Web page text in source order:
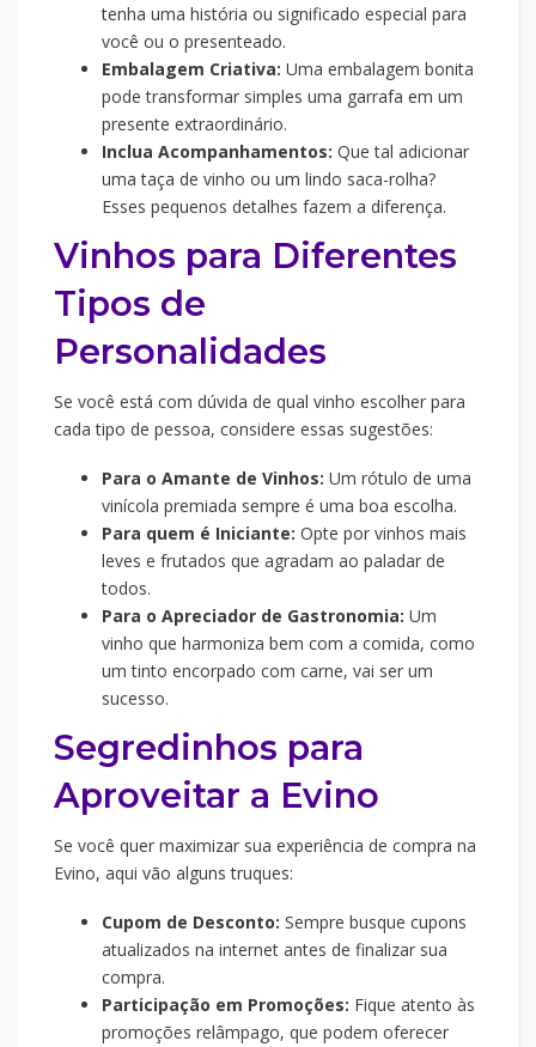
tenha uma história ou significado especial para
você ou o presenteado.
Embalagem Criativa: Uma embalagem bonita
pode transformar simples uma garrafa em um
presente extraordinário.
Inclua Acompanhamentos: Que tal adicionar
uma taça de vinho ou um lindo saca-rolha?
Esses pequenos detalhes fazem a diferença.
Vinhos para Diferentes
Tipos de
Personalidades
Se você está com dúvida de qual vinho escolher para
cada tipo de pessoa, considere essas sugestões:
Para o Amante de Vinhos: Um rótulo de uma
vinícola premiada sempre é uma boa escolha.
Para quem é Iniciante: Opte por vinhos mais
leves e frutados que agradam ao paladar de
todos.
Para o Apreciador de Gastronomia: Um
vinho que harmoniza bem com a comida, como
um tinto encorpado com carne, vai ser um
sucesso.
Segredinhos para
Aproveitar a Evino
Se você quer maximizar sua experiência de compra na
Evino, aqui vão alguns truques:
Cupom de Desconto: Sempre busque cupons
atualizados na internet antes de finalizar sua
compra.
Participação em Promoções: Fique atento às
promoções relâmpago, que podem oferecer